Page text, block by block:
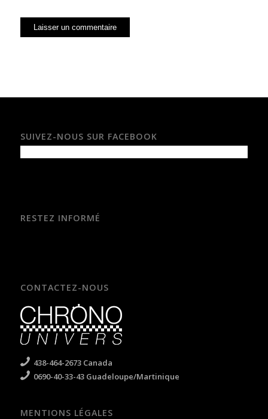
SUIVEZ-NOUS SUR FACEBOOK
RESTEZ INFORMÉ
CONTACTEZ-NOUS
438-464-2673 Canada
0690-40-33-43 Guadeloupe/Martinique
MENTIONS LÉGALES